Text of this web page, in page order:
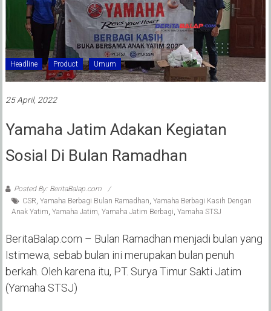
Headline Product Umum
25 April, 2022
Yamaha Jatim Adakan Kegiatan
Sosial Di Bulan Ramadhan
Posted By: BeritaBalap.com
CSR Yamaha Berbagi Bulan Ramadhan Yamaha Berbagi Kasih Dengan
Anak Yatim Yamaha Jatim Yamaha Jatim Berbagi Yamaha STSJ
BeritaBalap.com – Bulan Ramadhan menjadi bulan yang
Istimewa, sebab bulan ini merupakan bulan penuh
berkah. Oleh karena itu, PT. Surya Timur Sakti Jatim
(Yamaha STSJ)